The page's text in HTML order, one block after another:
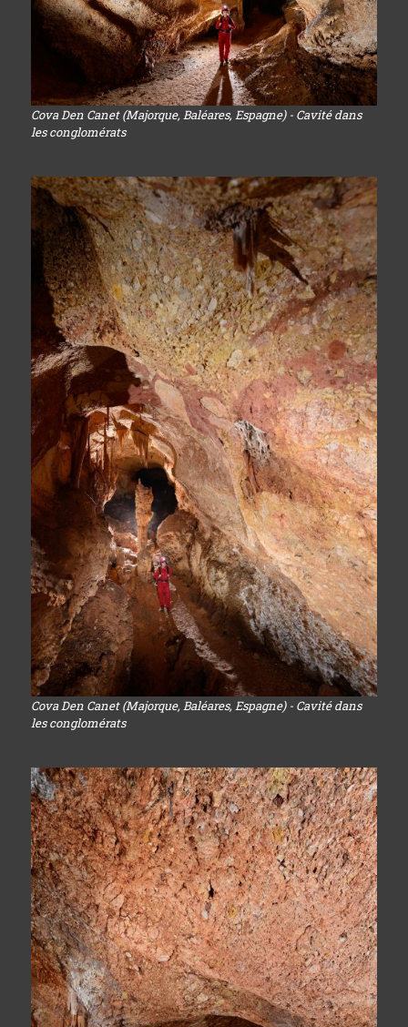
Cova Den Canet (Majorque, Baléares, Espagne) - Cavité dans
les conglomérats
Cova Den Canet (Majorque, Baléares, Espagne) - Cavité dans
les conglomérats